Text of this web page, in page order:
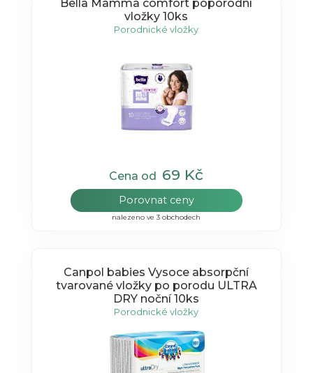
Bella Mamma comfort poporodní
vložky 10ks
Porodnické vložky
Cena od 69 Kč
Porovnat ceny
nalezeno ve 3 obchodech
Canpol babies Vysoce absorpční
tvarované vložky po porodu ULTRA
DRY noční 10ks
Porodnické vložky